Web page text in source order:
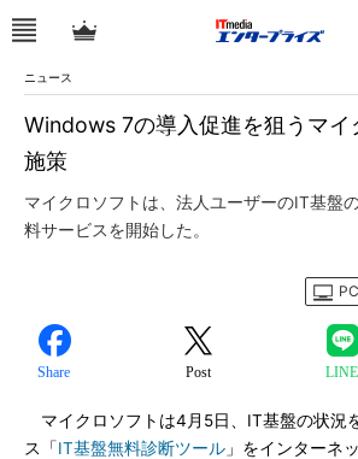
ニュース
Windows 7の導入促進を狙うマイ
施策
マイクロソフトは、法人ユーザーのIT基盤
料サービスを開始した。
Share Post LINE
マイクロソフトは4月5日、IT基盤の状況
ス「IT基盤無料診断ツール 」をインターネ